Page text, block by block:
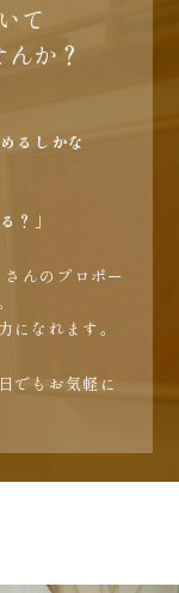
て
か？
るしかな
？」
んのプロポー
になれます。
でもお気軽に